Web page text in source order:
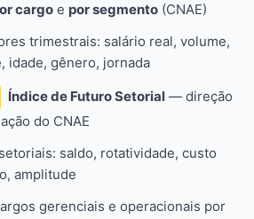
cargo e por segmento (CNAE)
trimestrais: salário real, volume,
idade, gênero, jornada
Índice de Futuro Setorial — direção
do CNAE
saldo, rotatividade, custo
amplitude
gerenciais e operacionais por